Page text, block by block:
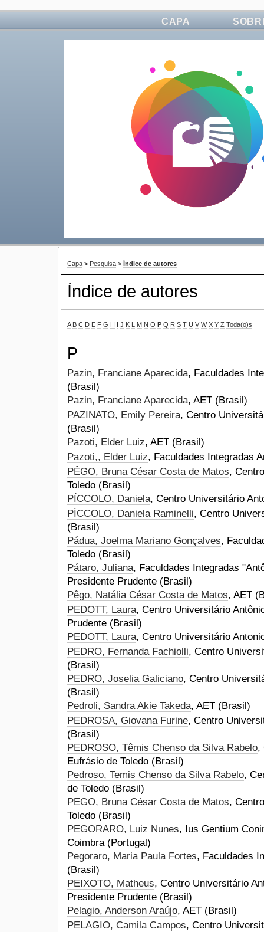
CAPA
Capa > Pesquisa > Índice de autores
Índice de autores
A B C D E F G H I J K L M N O P Q R S T U V W X Y Z Toda(o)s
P
Pazin, Franciane Aparecida, Faculdades
(Brasil)
Pazin, Franciane Aparecida, AET (Brasil)
PAZINATO, Emily Pereira, Centro
(Brasil)
Pazoti, Elder Luiz, AET (Brasil)
Pazoti,, Elder Luiz, Faculdades Integradas
PÊGO, Bruna César Costa de Matos,
Toledo (Brasil)
PÍCCOLO, Daniela, Centro Universitário
PÍCCOLO, Daniela Raminelli, Centro
(Brasil)
Pádua, Joelma Mariano Gonçalves,
Toledo (Brasil)
Pátaro, Juliana, Faculdades Integradas
Presidente Prudente (Brasil)
Pêgo, Natália César Costa de Matos, AET
PEDOTT, Laura, Centro Universitário
Prudente (Brasil)
PEDOTT, Laura, Centro Universitário
PEDRO, Fernanda Fachiolli, Centro
(Brasil)
PEDRO, Joselia Galiciano, Centro
(Brasil)
Pedroli, Sandra Akie Takeda, AET (Brasil)
PEDROSA, Giovana Furine, Centro
(Brasil)
PEDROSO, Têmis Chenso da Silva Rabelo,
Eufrásio de Toledo (Brasil)
Pedroso, Temis Chenso da Silva Rabelo,
de Toledo (Brasil)
PEGO, Bruna César Costa de Matos,
Toledo (Brasil)
PEGORARO, Luiz Nunes, Ius Gentium
Coimbra (Portugal)
Pegoraro, Maria Paula Fortes, Faculdades
(Brasil)
PEIXOTO, Matheus, Centro Universitário
Presidente Prudente (Brasil)
Pelagio, Anderson Araújo, AET (Brasil)
PELAGIO, Camila Campos, Centro